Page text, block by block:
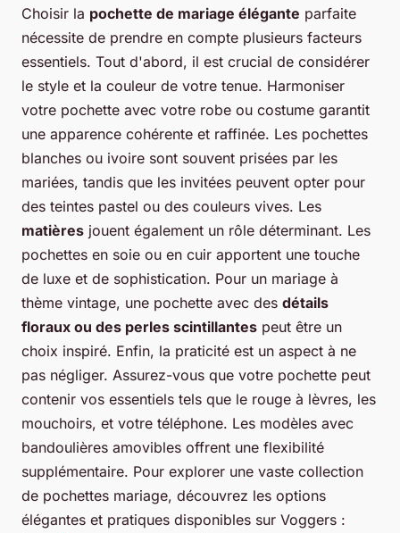
Choisir la pochette de mariage élégante parfaite
nécessite de prendre en compte plusieurs facteurs
essentiels. Tout d'abord, il est crucial de considérer
le style et la couleur de votre tenue. Harmoniser
votre pochette avec votre robe ou costume garantit
une apparence cohérente et raffinée. Les pochettes
blanches ou ivoire sont souvent prisées par les
mariées, tandis que les invitées peuvent opter pour
des teintes pastel ou des couleurs vives. Les
matières jouent également un rôle déterminant. Les
pochettes en soie ou en cuir apportent une touche
de luxe et de sophistication. Pour un mariage à
thème vintage, une pochette avec des détails
floraux ou des perles scintillantes peut être un
choix inspiré. Enfin, la praticité est un aspect à ne
pas négliger. Assurez-vous que votre pochette peut
contenir vos essentiels tels que le rouge à lèvres, les
mouchoirs, et votre téléphone. Les modèles avec
bandoulières amovibles offrent une flexibilité
supplémentaire. Pour explorer une vaste collection
de pochettes mariage, découvrez les options
élégantes et pratiques disponibles sur Voggers :